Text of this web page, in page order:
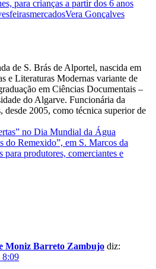
para crianças a partir dos 6 anos
feirasmercadosVera Gonçalves
de S. Brás de Alportel, nascida em
e Literaturas Modernas variante de
em Ciências Documentais –
do Algarve. Funcionária da
2005, como técnica superior de
no Dia Mundial da Água
do Remexido”, em S. Marcos da
para produtores, comerciantes e
Moniz Barreto Zambujo diz:
8:09